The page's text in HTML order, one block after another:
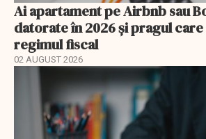
Ai apartament pe Airbnb sau
datorate în 2026 și pragul
regimul fiscal
02 AUGUST 2026